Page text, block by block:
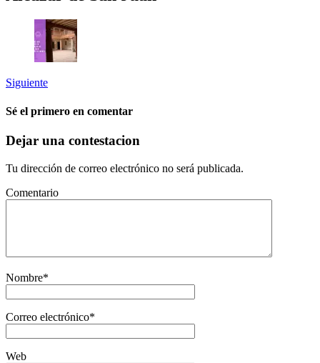
Siguiente
Sé el primero en comentar
Dejar una contestacion
Tu dirección de correo electrónico no será publicada.
Comentario
Nombre*
Correo electrónico*
Web